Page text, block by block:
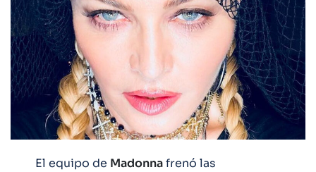
El equipo de Madonnafrenó las